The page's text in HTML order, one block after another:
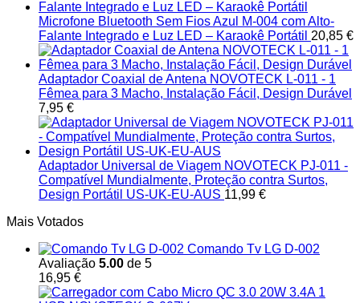
Microfone Bluetooth Sem Fios Azul M-004 com Alto-
Falante Integrado e Luz LED – Karaokê Portátil 20,85 €
Adaptador Coaxial de Antena NOVOTECK L-011 - 1
Fêmea para 3 Macho, Instalação Fácil, Design Durável
7,95 €
Adaptador Universal de Viagem NOVOTECK PJ-011 -
Compatível Mundialmente, Proteção contra Surtos,
Design Portátil US-UK-EU-AUS 11,99 €
Mais Votados
Comando Tv LG D-002
Avaliação 5.00 de 5
16,95 €